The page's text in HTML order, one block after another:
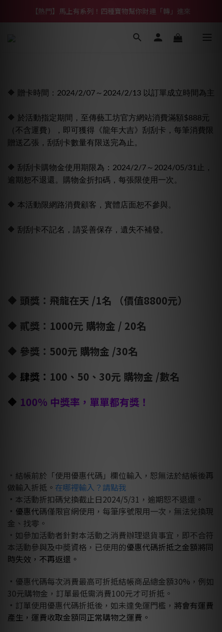
【熱門】馬上有系列！四種寶物幫你財運「轉」進來
【熱門】馬上有系列！四種寶物幫你財運「轉」進來
【補貨通知】悟道齊天大聖｜到貨拉！
🔶 贈卡時間：2024/2/07～2024/2/13 以訂單成立時間為主
🔶 於活動指定期間，至傳藝工坊官方網站消費滿額$888元
（不含運費），即可獲得《龍年大吉》刮刮卡，每筆消費限
贈送乙張，刮刮卡數量有限送完為止。
🔶 刮刮卡購物金使用期限為：2024/2/7～2024/05/31止，
逾期恕不退還。購物金折扣碼，每張限使用一次。
🔶 本活動限網路消費顧客，實體店面恕不參與。
🔶 刮刮卡不記名，請妥善保存，遺失不補發。
🔶 頭獎：飛龍在天 /1名 （價值8800元）
🔶 貳獎：1000元 購物金 / 20名
🔶 參獎：500元 購物金 /30名
🔶 肆獎： 100、50、30元 購物金 /數名
🔶 100% 中獎率，單單都有獎！
﹡結帳前於「使用優惠代碼」欄位輸入，恕無法於結帳後再
做輸入折抵。 在哪裡輸入？請點我
﹡ 本活動折扣碼兌換截止日2024/5/31，逾期恕不退還。
﹡優惠代碼僅限官網使用，每筆序號限用一次，無法兌換現
金、找零。
﹡如參加活動者針對本活動之消費辦理退貨事宜，即不合符
本活動參與及中奬資格，已使用的優惠代碼折抵之金額將同
時失效，不再返還。
﹡ 優惠代碼每次消費最高可折抵結帳商品總金額30%，例如
30元購物金，訂單最低需消費100元才可折抵。
﹡ 訂單使用優惠代碼折抵後，如未達免運門檻， 將會有運費
產生，運費收取金額同正常購物之運費。